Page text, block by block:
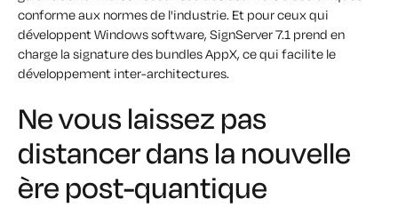
conforme aux normes de l'industrie. Et pour ceux qui
développent Windows software, SignServer 7.1 prend en
charge la signature des bundles AppX, ce qui facilite le
développement inter-architectures.
Ne vous laissez pas
distancer dans la nouvelle
ère post-quantique